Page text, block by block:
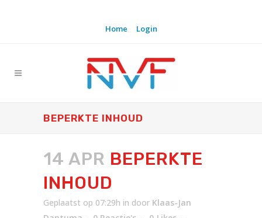
Home Login
BEPERKTE INHOUD
14 APR BEPERKTE
INHOUD
Geplaatst op 07:29h in door Klaas-Jan